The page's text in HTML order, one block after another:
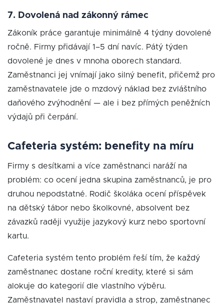
7. Dovolená nad zákonný rámec
Zákoník práce garantuje minimálně 4 týdny dovolené
ročně. Firmy přidávají 1–5 dní navíc. Pátý týden
dovolené je dnes v mnoha oborech standard.
Zaměstnanci jej vnímají jako silný benefit, přičemž pro
zaměstnavatele jde o mzdový náklad bez zvláštního
daňového zvýhodnění — ale i bez přímých peněžních
výdajů při čerpání.
Cafeteria systém: benefity na míru
Firmy s desítkami a více zaměstnanci naráží na
problém: co ocení jedna skupina zaměstnanců, je pro
druhou nepodstatné. Rodič školáka ocení příspěvek
na dětský tábor nebo školkovné, absolvent bez
závazků raději využije jazykový kurz nebo sportovní
kartu.
Cafeteria systém tento problém řeší tím, že každý
zaměstnanec dostane roční kredity, které si sám
alokuje do kategorií dle vlastního výběru.
Zaměstnavatel nastaví pravidla a strop, zaměstnanec